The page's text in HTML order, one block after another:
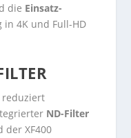
die Einsatz-
in 4K und Full-HD
reduziert
ND-Filter
der XF400